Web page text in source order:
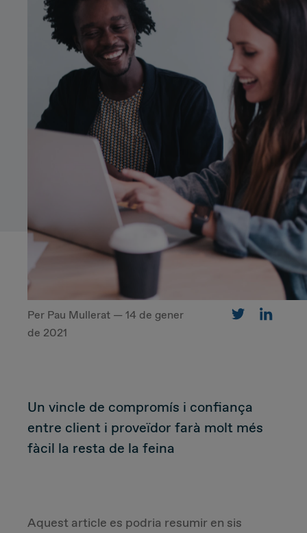
Systems Advisory
IT Governance
OPERATIONS
Operations Strategy
Digital Operations
Target Operating Model
Value Proposal & Strategy
Marketing Strategy
ES
Tímida Seria
Moderna
Detallista
Treballadora/Constant
Esbojarrada Improvisadora
Per Pau Mullerat — 14 de gener
de 2021
Un vincle de compromís i confiança
entre client i proveïdor farà molt més
fàcil la resta de la feina
Aquest article es podria resumir en sis